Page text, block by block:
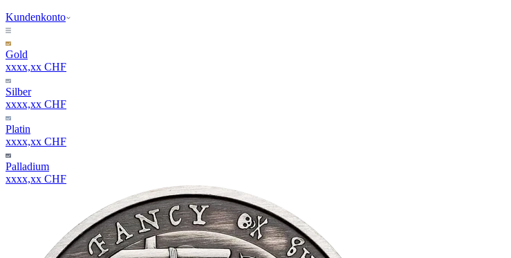
Kundenkonto
Gold
xxxx,xx CHF
Silber
xxxx,xx CHF
Platin
xxxx,xx CHF
Palladium
xxxx,xx CHF